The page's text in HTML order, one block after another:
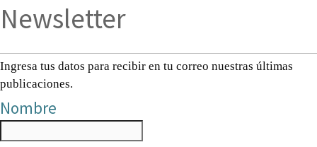
Newsletter
Ingresa tus datos para recibir en tu correo nuestras últimas
publicaciones.
Nombre